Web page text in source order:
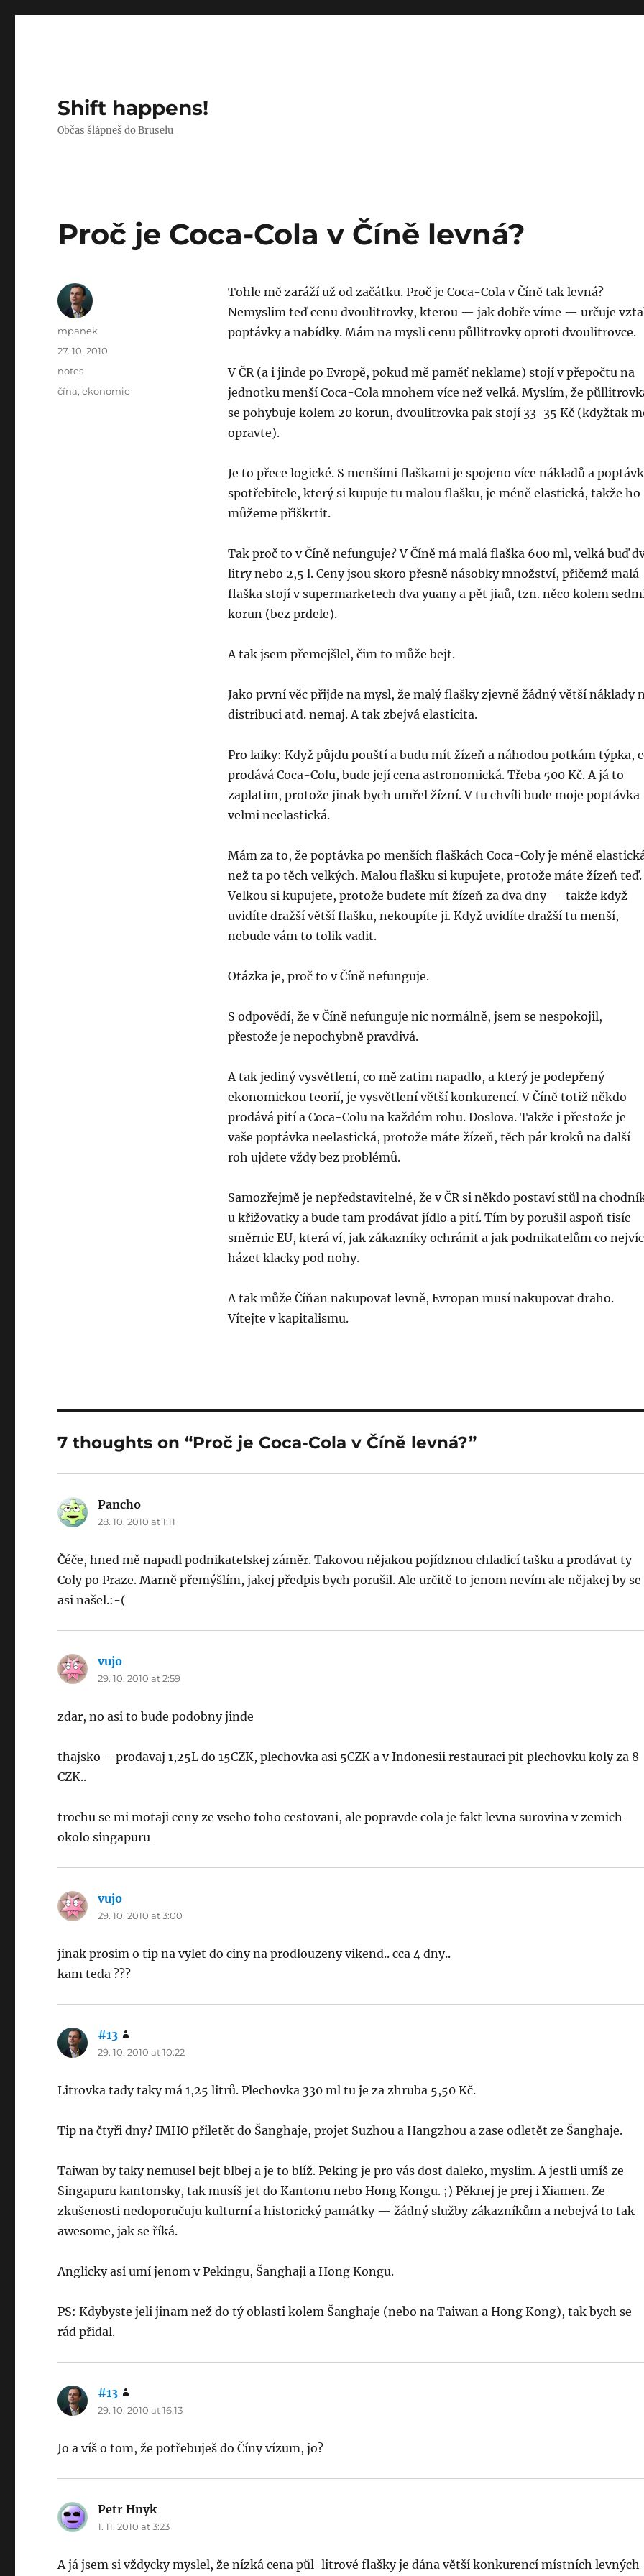
Shift happens!
Občas šlápneš do Bruselu
Proč je Coca-Cola v Číně levná?
Tohle mě zaráží už od začátku. Proč je Coca-Cola v Číně tak levná?
Nemyslim teď cenu dvoulitrovky, kterou — jak dobře víme — určuje
poptávky a nabídky. Mám na mysli cenu půllitrovky oproti dvoulitrovce.
V ČR (a i jinde po Evropě, pokud mě paměť neklame) stojí v přepočtu na
jednotku menší Coca-Cola mnohem více než velká. Myslím, že
se pohybuje kolem 20 korun, dvoulitrovka pak stojí 33-35 Kč (kdyžtak
opravte).
Je to přece logické. S menšími flaškami je spojeno více nákladů a
spotřebitele, který si kupuje tu malou flašku, je méně elastická, takže ho
můžeme přiškrtit.
Tak proč to v Číně nefunguje? V Číně má malá flaška 600 ml, velká buď
litry nebo 2,5 l. Ceny jsou skoro přesně násobky množství, přičemž malá
flaška stojí v supermarketech dva yuany a pět jiaů, tzn. něco kolem
korun (bez prdele).
A tak jsem přemejšlel, čim to může bejt.
Jako první věc přijde na mysl, že malý flašky zjevně žádný větší náklady
distribuci atd. nemaj. A tak zbejvá elasticita.
Pro laiky: Když půjdu pouští a budu mít žízeň a náhodou potkám týpka,
prodává Coca-Colu, bude její cena astronomická. Třeba 500 Kč. A já to
zaplatim, protože jinak bych umřel žízní. V tu chvíli bude moje poptávka
velmi neelastická.
Mám za to, že poptávka po menších flaškách Coca-Coly je méně
než ta po těch velkých. Malou flašku si kupujete, protože máte žízeň teď.
Velkou si kupujete, protože budete mít žízeň za dva dny — takže když
uvidíte dražší větší flašku, nekoupíte ji. Když uvidíte dražší tu menší,
nebude vám to tolik vadit.
Otázka je, proč to v Číně nefunguje.
S odpovědí, že v Číně nefunguje nic normálně, jsem se nespokojil,
přestože je nepochybně pravdivá.
A tak jediný vysvětlení, co mě zatim napadlo, a který je podepřený
ekonomickou teorií, je vysvětlení větší konkurencí. V Číně totiž někdo
prodává pití a Coca-Colu na každém rohu. Doslova. Takže i přestože je
vaše poptávka neelastická, protože máte žízeň, těch pár kroků na další
roh ujdete vždy bez problémů.
Samozřejmě je nepředstavitelné, že v ČR si někdo postaví stůl na
u křižovatky a bude tam prodávat jídlo a pití. Tím by porušil aspoň tisíc
směrnic EU, která ví, jak zákazníky ochránit a jak podnikatelům co nejvíc
házet klacky pod nohy.
A tak může Číňan nakupovat levně, Evropan musí nakupovat draho.
Vítejte v kapitalismu.
Author
mpanek
Posted
27. 10. 2010
Categories
notes
Tags
čína,ekonomie
7 thoughts on “Proč je Coca-Cola v Číně levná?”
Pancho
28. 10. 2010 at 1:11
Čéče, hned mě napadl podnikatelskej záměr. Takovou nějakou pojídznou chladicí tašku a prodávat ty
Coly po Praze. Marně přemýšlím, jakej předpis bych porušil. Ale určitě to jenom nevím ale nějakej by se
asi našel.:-(
vujo
29. 10. 2010 at 2:59
zdar, no asi to bude podobny jinde
thajsko – prodavaj 1,25L do 15CZK, plechovka asi 5CZK a v Indonesii restauraci pit plechovku koly za 8
CZK..
trochu se mi motaji ceny ze vseho toho cestovani, ale popravde cola je fakt levna surovina v zemich
okolo singapuru
vujo
29. 10. 2010 at 3:00
jinak prosim o tip na vylet do ciny na prodlouzeny vikend.. cca 4 dny..
kam teda ???
#13
29. 10. 2010 at 10:22
Litrovka tady taky má 1,25 litrů. Plechovka 330 ml tu je za zhruba 5,50 Kč.
Tip na čtyři dny? IMHO přiletět do Šanghaje, projet Suzhou a Hangzhou a zase odletět ze Šanghaje.
Taiwan by taky nemusel bejt blbej a je to blíž. Peking je pro vás dost daleko, myslim. A jestli umíš ze
Singapuru kantonsky, tak musíš jet do Kantonu nebo Hong Kongu. ;) Pěknej je prej i Xiamen. Ze
zkušenosti nedoporučuju kulturní a historický památky — žádný služby zákazníkům a nebejvá to tak
awesome, jak se říká.
Anglicky asi umí jenom v Pekingu, Šanghaji a Hong Kongu.
PS: Kdybyste jeli jinam než do tý oblasti kolem Šanghaje (nebo na Taiwan a Hong Kong), tak bych se
rád přidal.
#13
29. 10. 2010 at 16:13
Jo a víš o tom, že potřebuješ do Číny vízum, jo?
Petr Hnyksays:
1. 11. 2010 at 3:23
A já jsem si vždycky myslel, že nízká cena půl-litrové flašky je dána větší konkurencí místních levných